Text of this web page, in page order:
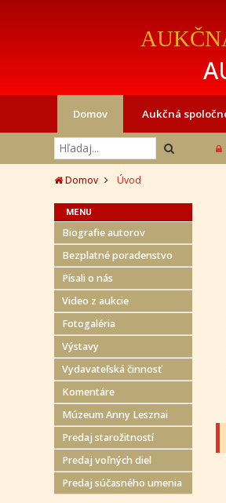
Domov Aukčná
Domov Úvod
MENU
Biografie autorov
Bezplatné poradenstvo
Písali o nás
Video z aukcie
Fotogaléria
Výstavy
Vydavateľská činnosť
Komentáre
Múzeum Anny Lesznai
Predaj starožitností
Predaj voľných diel
Predaj súčasného umenia